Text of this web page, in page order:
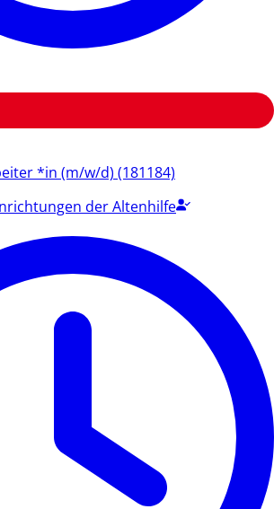
*in (m/w/d) (181184)
der Altenhilfe